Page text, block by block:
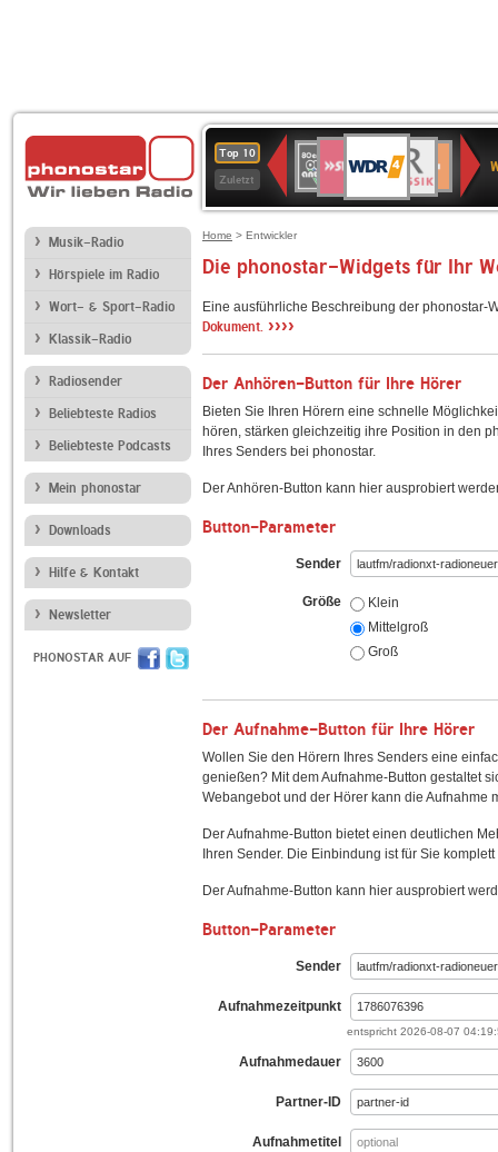
Top 10
Zuletzt
Deutschlandfunk
80er
90er
OLDIE
ANTENNE
4
KLASSIK
Kultur
Kultur
2
Musik-Radio
Hörspiele im Radio
Wort- & Sport-Radio
Klassik-Radio
Radiosender
Beliebteste Radios
Beliebteste Podcasts
Mein phonostar
Downloads
Hilfe & Kontakt
Newsletter
PHONOSTAR AUF
Home > Entwickler
Die phonostar-Widgets für Ihr
Eine ausführliche Beschreibung der
Dokument. ››››
Der Anhören-Button für Ihre Hörer
Bieten Sie Ihren Hörern eine schnelle
hören, stärken gleichzeitig ihre Position in den
Ihres Senders bei phonostar.
Der Anhören-Button kann hier ausprobiert
Button-Parameter
Sender
Größe
Klein
Mittelgroß
Groß
Der Aufnahme-Button für Ihre Hörer
Wollen Sie den Hörern Ihres Senders eine
genießen? Mit dem Aufnahme-Button gestaltet
Webangebot und der Hörer kann die Aufnahme
Der Aufnahme-Button bietet einen deutlichen
Ihren Sender. Die Einbindung ist für Sie
Der Aufnahme-Button kann hier ausprobiert
Button-Parameter
Sender
Aufnahmezeitpunkt
entspricht 2026-08-07
Aufnahmedauer
Partner-ID
Aufnahmetitel